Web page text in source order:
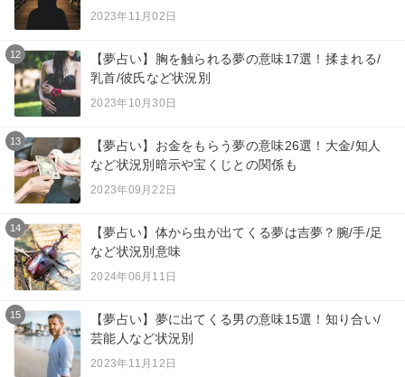
2023年11月02日
12
【夢占い】胸を触られる夢の意味17選！揉まれる/
乳首/彼氏など状況別
2023年10月30日
13
【夢占い】お金をもらう夢の意味26選！大金/知人
など状況別暗示や宝くじとの関係も
2023年09月22日
14
【夢占い】体から虫が出てくる夢は吉夢？腕/手/足
など状況別意味
2024年06月11日
15
【夢占い】夢に出てくる男の意味15選！知り合い/
芸能人など状況別
2023年11月12日